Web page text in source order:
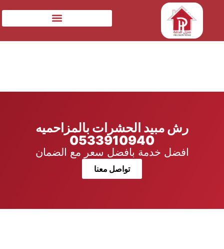
رش مبيد الحشرات بالمزاحميه
0533910940
افضل خدمة بافضل سعر مع الضمان
تواصل معنا